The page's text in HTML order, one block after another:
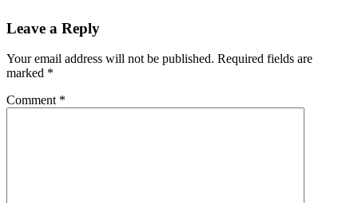
Leave a Reply
Your email address will not be published. Required fields are
marked *
Comment *